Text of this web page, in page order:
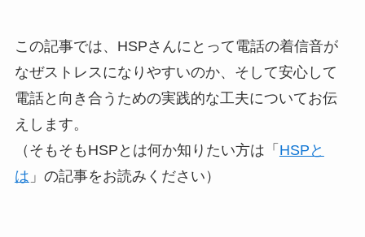
この記事では、HSPさんにとって電話の着信音が
なぜストレスになりやすいのか、そして安心して
電話と向き合うための実践的な工夫についてお伝
えします。
（そもそもHSPとは何か知りたい方は「 HSPと
は 」の記事をお読みください）